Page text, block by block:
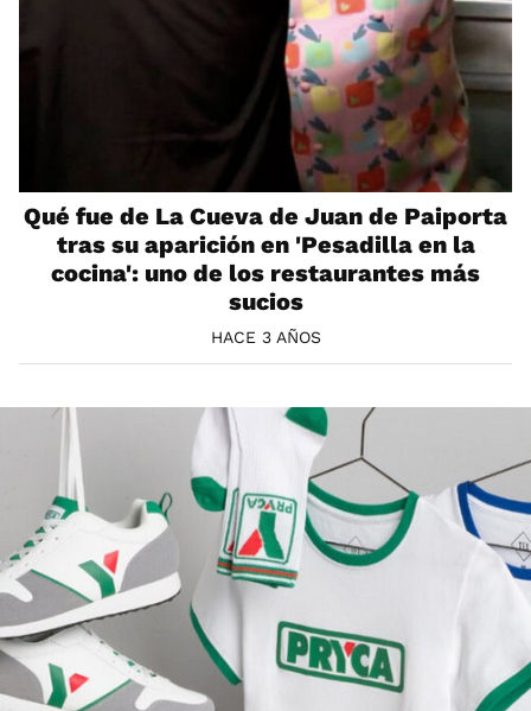
Qué fue de La Cueva de Juan de Paiporta
tras su aparición en 'Pesadilla en la
cocina': uno de los restaurantes más
sucios
HACE 3 AÑOS